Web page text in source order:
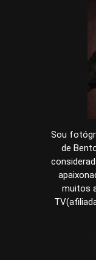
Sou
de
muitos